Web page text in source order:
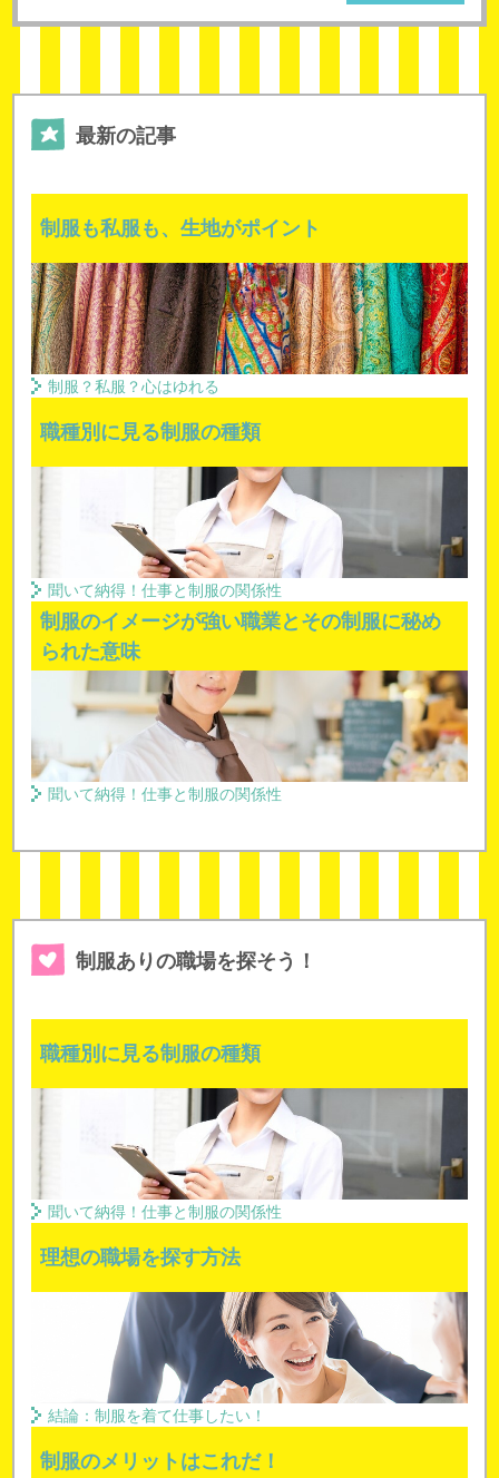
最新の記事
制服も私服も、生地がポイント
制服？私服？心はゆれる
職種別に見る制服の種類
聞いて納得！仕事と制服の関係性
制服のイメージが強い職業とその制服に秘め
られた意味
聞いて納得！仕事と制服の関係性
制服ありの職場を探そう！
職種別に見る制服の種類
聞いて納得！仕事と制服の関係性
理想の職場を探す方法
結論：制服を着て仕事したい！
制服のメリットはこれだ！